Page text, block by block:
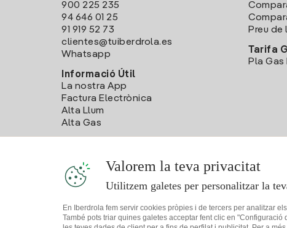
900 225 235
94 646 01 25
91 919 52 73
clientes@tuiberdrola.es
Whatsapp
Informació Útil
La nostra App
Factura Electrònica
Alta Llum
Alta Gas
Preu de
Tarifa
Pla Gas
Valorem la teva privacitat
Utilitzem galetes per personalitzar la
En Iberdrola fem servir cookies pròpies i de tercers per analitzar
També pots triar quines galetes acceptar fent clic en